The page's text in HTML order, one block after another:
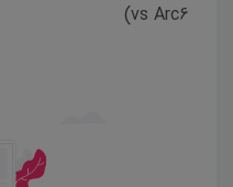
vs Arc6)